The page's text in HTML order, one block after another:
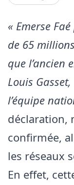
« Emerse
de 65
que l’ancien
Louis
l’équipe
déclaration,
confirmée,
les réseaux
En effet,